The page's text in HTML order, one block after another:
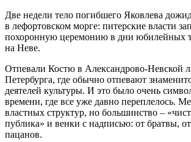
Две недели тело погибшего Яковлева
в лефортовском морге: питерские власти
похоронную церемонию в дни юбилейных
на Неве.
Отпевали Костю в Александрово-Невской
Петербурга, где обычно отпевают
деятелей культуры. И это было очень
времени, где все уже давно переплелось.
властных структур, но большинство –
публика» и венки с надписью: от братвы, от
пацанов.